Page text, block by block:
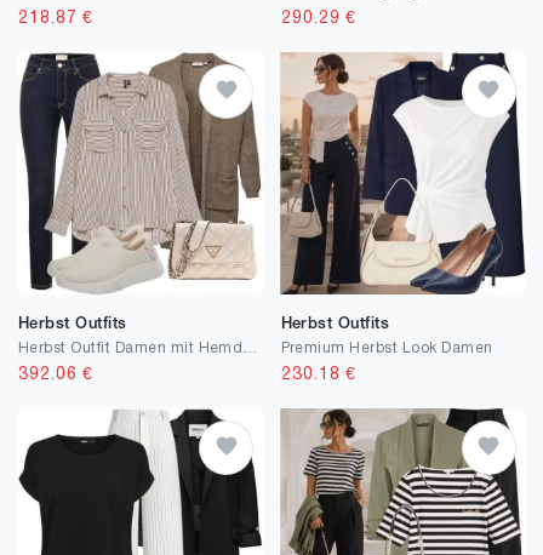
218.87 € 290.29 €
Herbst Outfits
392.06 €
Herbst Outfits
Premium Herbst Look Damen
230.18 €